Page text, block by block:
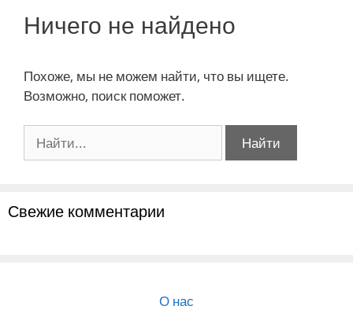
Ничего не найдено
Похоже, мы не можем найти, что вы ищете.
Возможно, поиск поможет.
Поиск:
Свежие комментарии
О нас